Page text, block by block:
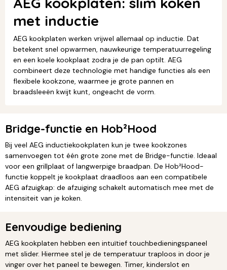
met inductie
AEG kookplaten werken vrijwel allemaal op inductie. Dat
betekent snel opwarmen, nauwkeurige temperatuurregeling
en een koele kookplaat zodra je de pan optilt. AEG
combineert deze technologie met handige functies als een
flexibele kookzone, waarmee je grote pannen en
braadsleeën kwijt kunt, ongeacht de vorm.
Bridge-functie en Hob²Hood
Bij veel AEG inductiekookplaten kun je twee kookzones
samenvoegen tot één grote zone met de Bridge-functie. Ideaal
voor een grillplaat of langwerpige braadpan. De Hob²Hood-
functie koppelt je kookplaat draadloos aan een compatibele
AEG afzuigkap: de afzuiging schakelt automatisch mee met de
intensiteit van je koken.
Eenvoudige bediening
AEG kookplaten hebben een intuïtief touchbedieningspaneel
met slider. Hiermee stel je de temperatuur traploos in door je
vinger over het paneel te bewegen. Timer, kinderslot en